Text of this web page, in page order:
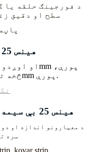
د فورجینګ حلقه یا
سطح او دقیق
هینس 25 پاڼه او پلیټ
ضخامت له 0.1mm څخه تر 100mm پورې.
هینس 25 بې سیمه ټیوب او ویلډیډ پایپ
د معیارونو اندازه او
سره